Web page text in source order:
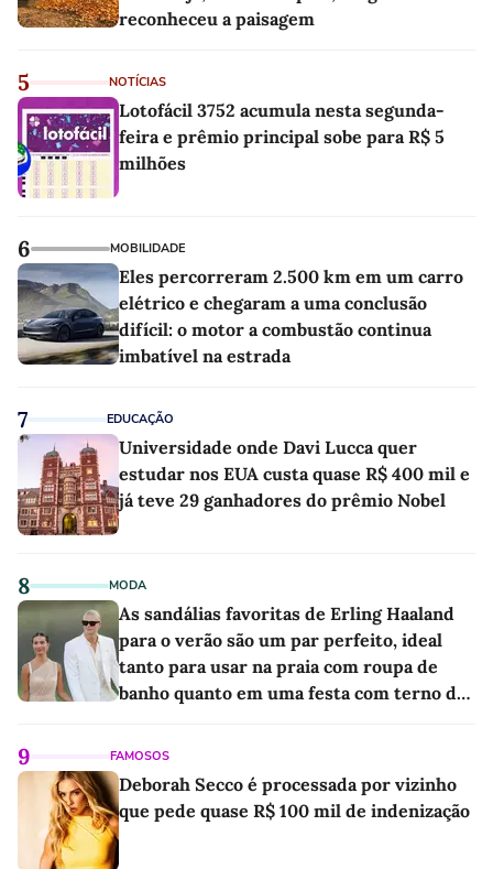
reconheceu a paisagem
5 NOTÍCIAS
Lotofácil 3752 acumula nesta segunda-
feira e prêmio principal sobe para R$ 5
milhões
6 MOBILIDADE
Eles percorreram 2.500 km em um carro
elétrico e chegaram a uma conclusão
difícil: o motor a combustão continua
imbatível na estrada
7 EDUCAÇÃO
Universidade onde Davi Lucca quer
estudar nos EUA custa quase R$ 400 mil e
já teve 29 ganhadores do prêmio Nobel
8 MODA
As sandálias favoritas de Erling Haaland
para o verão são um par perfeito, ideal
tanto para usar na praia com roupa de
banho quanto em uma festa com terno de
9 FAMOSOS
Deborah Secco é processada por vizinho
que pede quase R$ 100 mil de indenização